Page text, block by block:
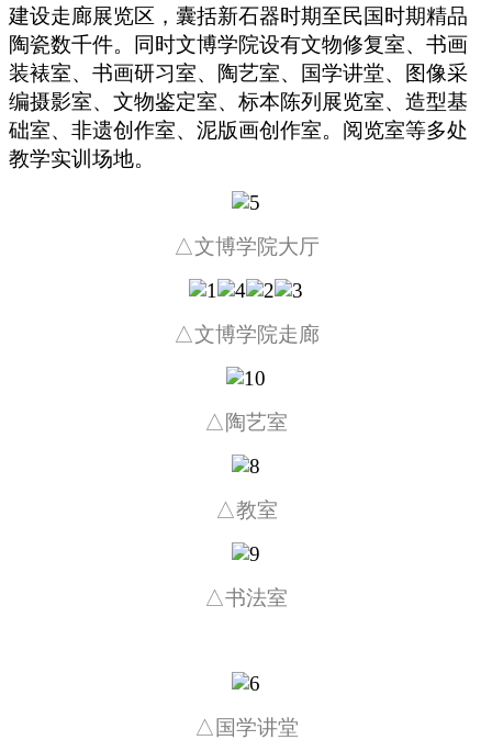
建设走廊展览区，囊括新石器时期至民国时期精品
陶瓷数千件。同时文博学院设有文物修复室、书画
装裱室、书画研习室、陶艺室、国学讲堂、图像采
编摄影室、文物鉴定室、标本陈列展览室、造型基
础室、非遗创作室、泥版画创作室。阅览室等多处
教学实训场地。
△文博学院大厅
△文博学院走廊
△陶艺室
△教室
△书法室
△ 国学讲堂